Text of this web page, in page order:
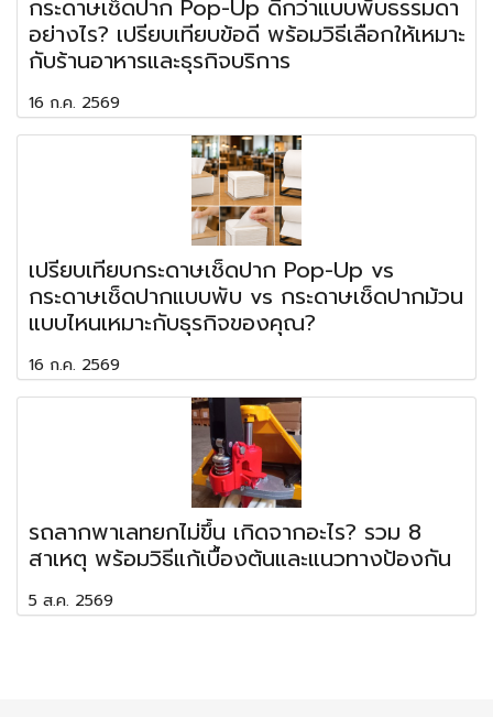
กระดาษเช็ดปาก Pop-Up ดีกว่าแบบพับธรรมดา
อย่างไร? เปรียบเทียบข้อดี พร้อมวิธีเลือกให้เหมาะ
กับร้านอาหารและธุรกิจบริการ
16 ก.ค. 2569
เปรียบเทียบกระดาษเช็ดปาก Pop-Up vs
กระดาษเช็ดปากแบบพับ vs กระดาษเช็ดปากม้วน
แบบไหนเหมาะกับธุรกิจของคุณ?
16 ก.ค. 2569
รถลากพาเลทยกไม่ขึ้น เกิดจากอะไร? รวม 8
สาเหตุ พร้อมวิธีแก้เบื้องต้นและแนวทางป้องกัน
5 ส.ค. 2569